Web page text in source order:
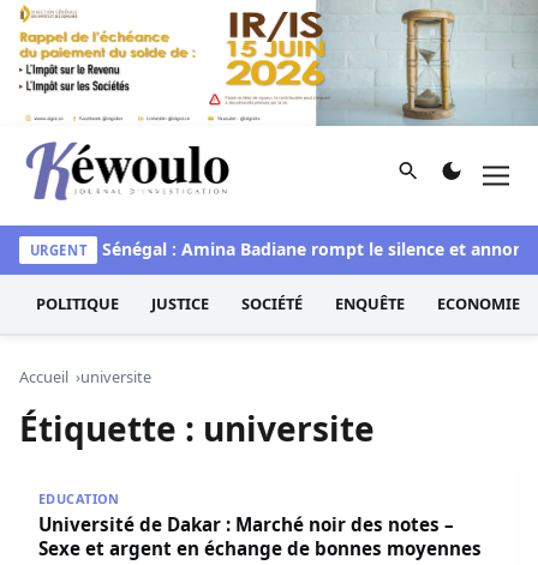
Aller au contenu
Kéwoulo, le premier site d'information et d'investigation
Rechercher
URGENT
Miss Sénégal : Amina Badiane rompt le silence et
POLITIQUE JUSTICE SOCIÉTÉ ENQUÊTE ECONOMIE
Accueil universite
Étiquette : universite
EDUCATION
Université de Dakar : Marché noir des notes –
Sexe et argent en échange de bonnes moyennes